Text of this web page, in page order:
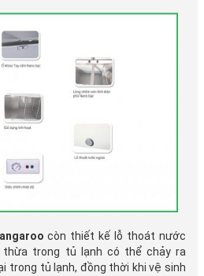
còn thiết kế lỗ thoát nước
trong tủ lạnh có thể chảy ra
trong tủ lạnh, đồng thời khi vệ sinh